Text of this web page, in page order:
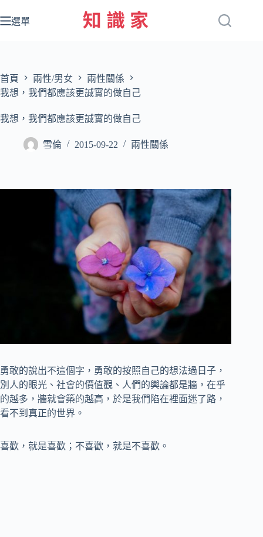
至
容
選單
首頁 兩性/男女
兩性關係
我想，我們都應該更誠實的做自己
我想，我們都應該更誠實的做自己
雪倫 2015-09-22 兩性關係
勇敢的說出不這個字，勇敢的按照自己的想法過日子，
別人的眼光、社會的價值觀、人們的輿論都是牆，在乎
的越多，牆就會築的越高，於是我們陷在裡面迷了路，
看不到真正的世界。
喜歡，就是喜歡；不喜歡，就是不喜歡。